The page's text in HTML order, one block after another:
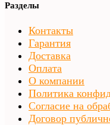
Разделы
Контакты
Гарантия
Доставка
Оплата
О компании
Политика
Согласие на
Договор